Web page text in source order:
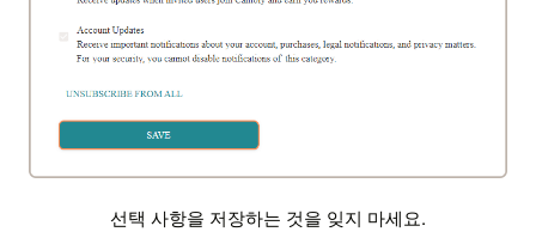
선택 사항을 저장하는 것을 잊지 마세요.